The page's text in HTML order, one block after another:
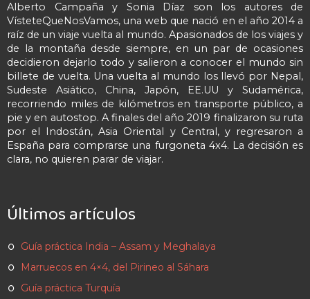
Alberto Campaña y Sonia Díaz son los autores de
VísteteQueNosVamos, una web que nació en el año 2014 a
raíz de un viaje vuelta al mundo. Apasionados de los viajes y
de la montaña desde siempre, en un par de ocasiones
decidieron dejarlo todo y salieron a conocer el mundo sin
billete de vuelta. Una vuelta al mundo los llevó por Nepal,
Sudeste Asiático, China, Japón, EE.UU y Sudamérica,
recorriendo miles de kilómetros en transporte público, a
pie y en autostop. A finales del año 2019 finalizaron su ruta
por el Indostán, Asia Oriental y Central, y regresaron a
España para comprarse una furgoneta 4x4. La decisión es
clara, no quieren parar de viajar.
Últimos artículos
Guía práctica India – Assam y Meghalaya
Marruecos en 4×4, del Pirineo al Sáhara
Guía práctica Turquía